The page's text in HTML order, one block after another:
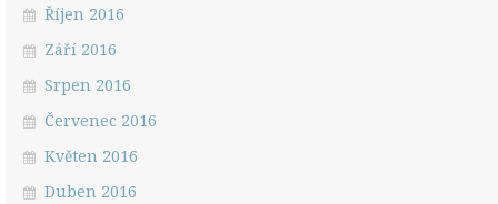
Říjen 2016
Září 2016
Srpen 2016
Červenec 2016
Květen 2016
Duben 2016